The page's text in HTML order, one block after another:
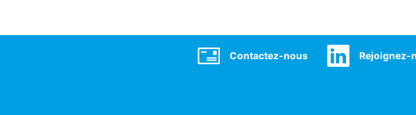
SocialContactez-nous Rejoignez-